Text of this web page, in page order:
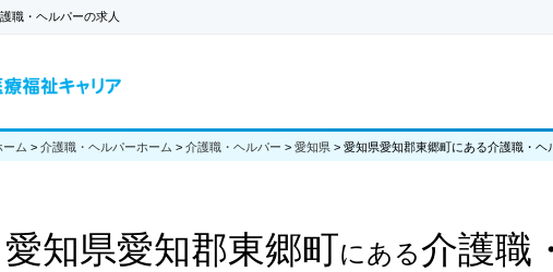
職・ヘルパーの求人
ーム > 介護職・ヘルパーホーム > 介護職・ヘルパー > 愛知県 > 愛知県愛知郡東郷町にある介護職・ヘ
愛知県愛知郡東郷町にある介護職